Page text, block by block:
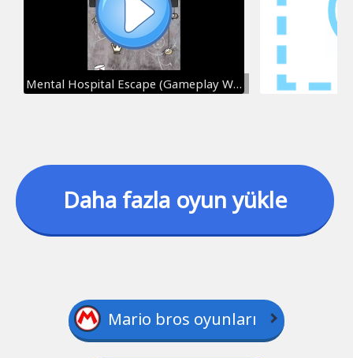
Mental Hospital Escape (Gameplay Walkthrough)
Daha fazla oyun yükle
Mario bros oyunları